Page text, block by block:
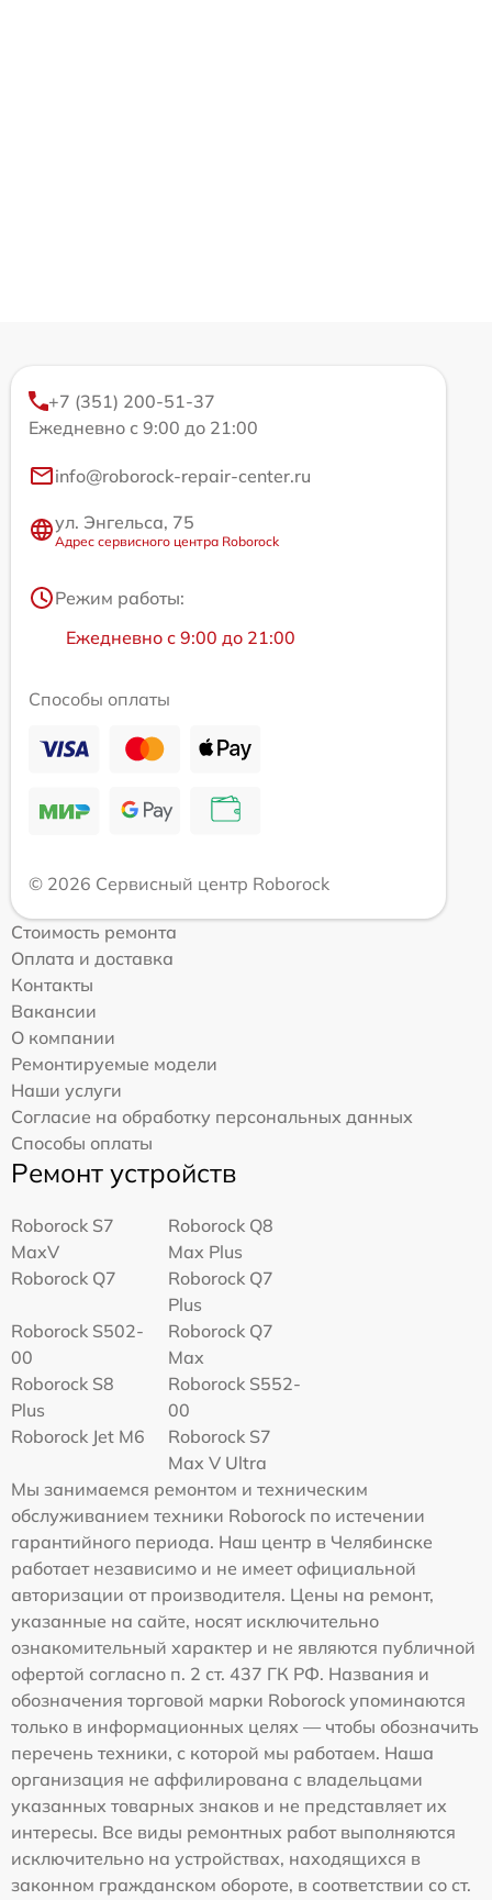
+7 (351) 200-51-37
Ежедневно с 9:00 до 21:00
info@roborock-repair-center.ru
ул. Энгельса, 75
Адрес сервисного центра Roborock
Режим работы:
Ежедневно с 9:00 до 21:00
Способы оплаты
© 2026 Сервисный центр Roborock
Стоимость ремонта
Оплата и доставка
Контакты
Вакансии
О компании
Ремонтируемые модели
Наши услуги
Согласие на обработку персональных данных
Способы оплаты
Ремонт устройств
Roborock S7
MaxV
Roborock Q8
Max Plus
Roborock Q7
Roborock Q7
Plus
Roborock S502-
00
Roborock Q7
Max
Roborock S8
Plus
Roborock S552-
00
Roborock Jet M6
Roborock S7
Max V Ultra
Мы занимаемся ремонтом и техническим
обслуживанием техники Roborock по истечении
гарантийного периода. Наш центр в Челябинске
работает независимо и не имеет официальной
авторизации от производителя. Цены на ремонт,
указанные на сайте, носят исключительно
ознакомительный характер и не являются публичной
офертой согласно п. 2 ст. 437 ГК РФ. Названия и
обозначения торговой марки Roborock упоминаются
только в информационных целях — чтобы обозначить
перечень техники, с которой мы работаем. Наша
организация не аффилирована с владельцами
указанных товарных знаков и не представляет их
интересы. Все виды ремонтных работ выполняются
исключительно на устройствах, находящихся в
законном гражданском обороте, в соответствии со ст.